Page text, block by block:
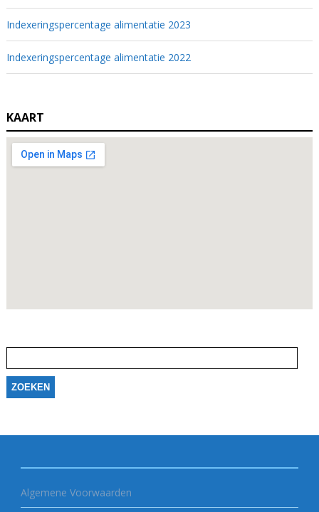
Indexeringspercentage alimentatie 2023
Indexeringspercentage alimentatie 2022
KAART
naar:
Algemene Voorwaarden